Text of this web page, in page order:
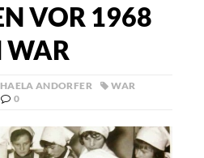
VOR 1968
WAR
ANDORFER
WAR
0